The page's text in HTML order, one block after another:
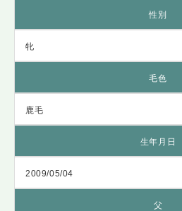
性別
牝
毛色
鹿毛
生年月日
2009/05/04
父